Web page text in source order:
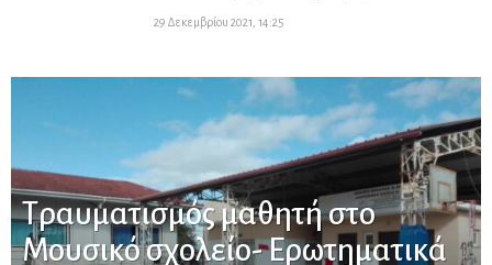
29 Δεκεμβρίου 2021, 14:25
Τραυματισμός μαθητή στο
Μουσικό σχολείο- Ερωτηματικά